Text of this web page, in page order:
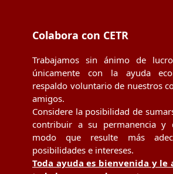
Colabora con CETR
Trabajamos sin ánimo de
únicamente con la ayuda
respaldo voluntario de nuestros
amigos.
Considere la posibilidad de
contribuir a su permanencia y
modo que resulte más
posibilidades e intereses.
Toda ayuda es bienvenida y le